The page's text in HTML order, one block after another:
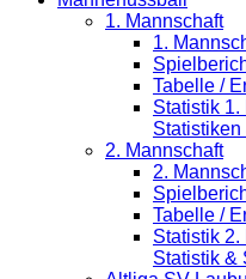
1. Mannschaft
1.
Tabelle /
Statistik
2. Mannschaft
2.
Tabelle /
Statistik
Statistik &